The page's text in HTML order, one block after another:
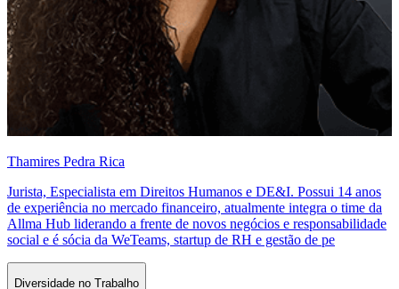
Thamires Pedra Rica
Jurista, Especialista em Direitos Humanos e DE&I. Possui 14 anos
de experiência no mercado financeiro, atualmente integra o time da
Allma Hub liderando a frente de novos negócios e responsabilidade
social e é sócia da WeTeams, startup de RH e gestão de pe
Diversidade no Trabalho